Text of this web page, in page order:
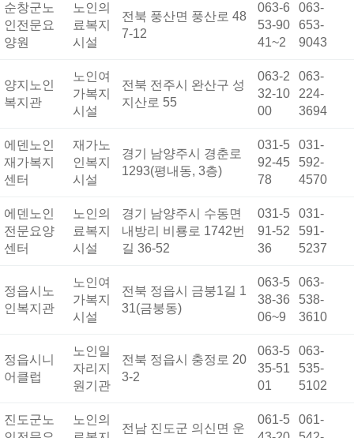
순창군노
인전문요
양원
노인의
료복지
시설
전북 풍산면 풍산로 48
7-12
063-6
53-90
41~2
063-
653-
9043
양지노인
복지관
노인여
가복지
시설
전북 전주시 완산구 성
지산로 55
063-2
32-10
00
063-
224-
3694
에덴노인
재가복지
센터
재가노
인복지
시설
경기 남양주시 경춘로
1293(평내동, 3층)
031-5
92-45
78
031-
592-
4570
에덴노인
전문요양
센터
노인의
료복지
시설
경기 남양주시 수동면
내방리 비룡로 1742번
길 36-52
031-5
91-52
36
031-
591-
5237
정읍시노
인복지관
노인여
가복지
시설
전북 정읍시 금붕1길 1
31(금붕동)
063-5
38-36
06~9
063-
538-
3610
정읍시니
어클럽
노인일
자리지
원기관
전북 정읍시 충정로 20
3-2
063-5
35-51
01
063-
535-
5102
진도군노
노인의
전남 진도군 의신면 운
061-5
061-